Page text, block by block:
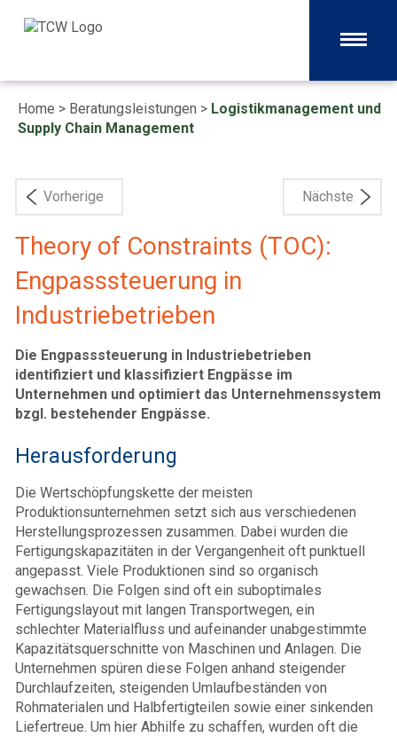
Home > Beratungsleistungen > Logistikmanagement und
Supply Chain Management
Vorherige Nächste
Theory of Constraints (TOC):
Engpasssteuerung in
Industriebetrieben
Die Engpasssteuerung in Industriebetrieben
identifiziert und klassifiziert Engpässe im
Unternehmen und optimiert das Unternehmenssystem
bzgl. bestehender Engpässe.
Herausforderung
Die Wertschöpfungskette der meisten
Produktionsunternehmen setzt sich aus verschiedenen
Herstellungsprozessen zusammen. Dabei wurden die
Fertigungskapazitäten in der Vergangenheit oft punktuell
angepasst. Viele Produktionen sind so organisch
gewachsen. Die Folgen sind oft ein suboptimales
Fertigungslayout mit langen Transportwegen, ein
schlechter Materialfluss und aufeinander unabgestimmte
Kapazitätsquerschnitte von Maschinen und Anlagen. Die
Unternehmen spüren diese Folgen anhand steigender
Durchlaufzeiten, steigenden Umlaufbeständen von
Rohmaterialen und Halbfertigteilen sowie einer sinkenden
Liefertreue. Um hier Abhilfe zu schaffen, wurden oft die